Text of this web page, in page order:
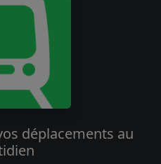
déplacements au